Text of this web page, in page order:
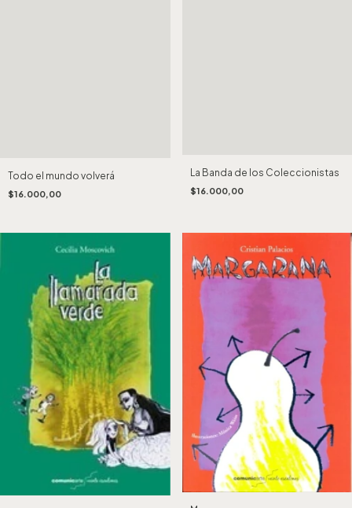
Todo el mundo volverá
$16.000,00
La Banda de los Coleccionistas
$16.000,00